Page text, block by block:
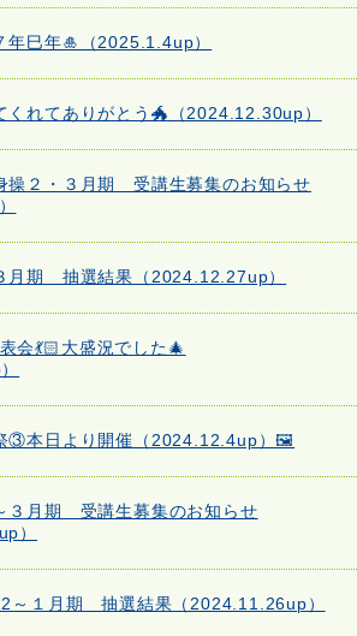
年巳年🎍（2025.1.4up）
くれてありがとう🐲（2024.12.30up）
操２・３月期 受講生募集のお知らせ
月期 抽選結果（2024.12.27up）
会💃🏻大盛況でした🎄
③本日より開催（2024.12.4up）🖼️
３月期 受講生募集のお知らせ
）
～１月期 抽選結果（2024.11.26up）